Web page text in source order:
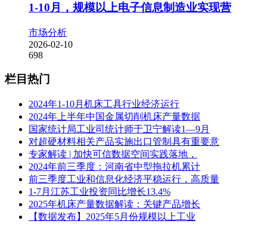
1-10月，规模以上电子信息制造业实现营
市场分析
2026-02-10
698
栏目热门
2024年1-10月机床工具行业经济运行
2024年上半年中国金属切削机床产量数据
国家统计局工业司统计师于卫宁解读1—9月
对超硬材料相关产品实施出口管制具有重要意
专家解读 | 加快可信数据空间实践落地，
2024年前三季度：河南省中型拖拉机累计
前三季度工业和信息化经济平稳运行，高质量
1-7月江苏工业投资同比增长13.4%
2025年机床产量数据解读：关键产品增长
【数据发布】2025年5月份规模以上工业